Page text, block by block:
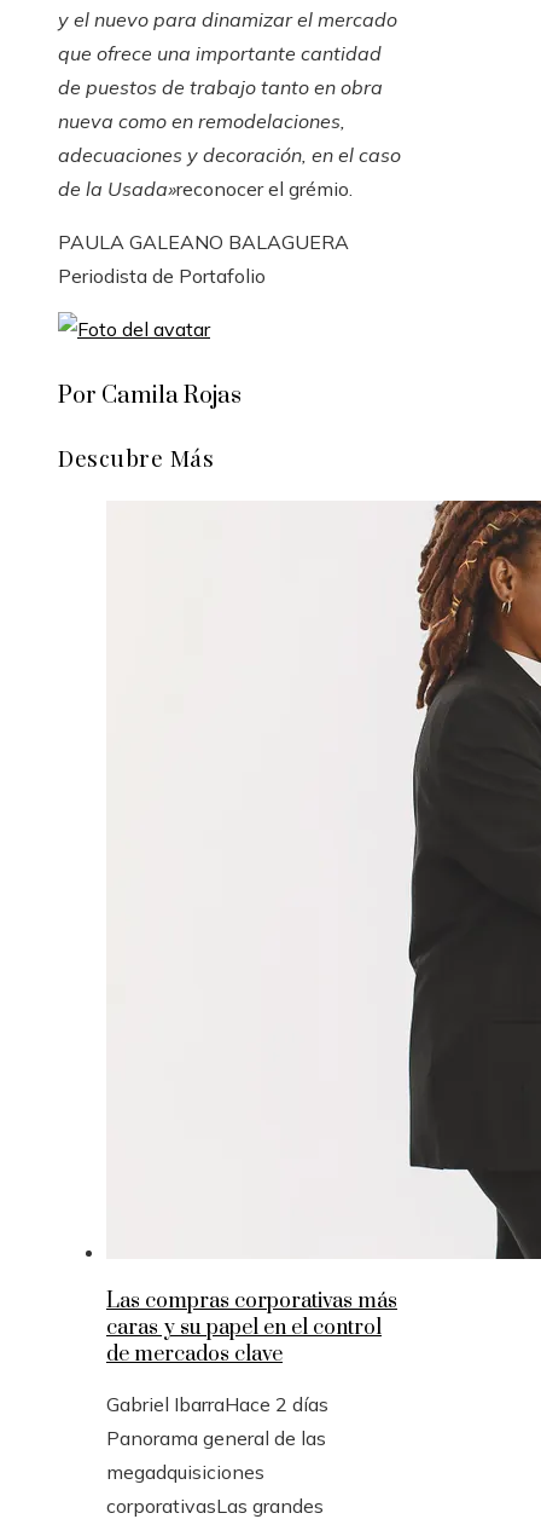
y el nuevo para dinamizar el mercado
que ofrece una importante cantidad
de puestos de trabajo tanto en obra
nueva como en remodelaciones,
adecuaciones y decoración, en el caso
de la Usada»reconocer el grémio.
PAULA GALEANO BALAGUERA
Periodista de Portafolio
Por Camila Rojas
Descubre Más
Las compras corporativas más
caras y su papel en el control
de mercados clave
Gabriel IbarraHace 2 días
Panorama general de las
megadquisiciones
corporativasLas grandes